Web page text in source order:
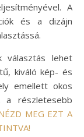
A
és a dizájn
választás lehet
kiváló kép- és
emellett okos
a részletesebb
MEG EZT A